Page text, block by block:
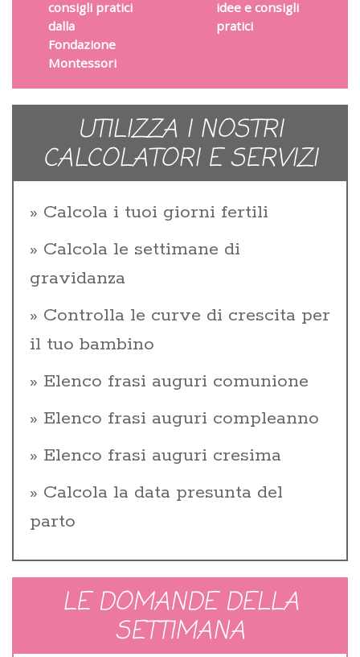
consigli pratici
dalla
Fondazione
Montessori
idee e consigli
pratici
UTILIZZA I NOSTRI
CALCOLATORI E SERVIZI
Calcola i tuoi giorni fertili
Calcola le settimane di
gravidanza
Controlla le curve di crescita per
il tuo bambino
Elenco frasi auguri comunione
Elenco frasi auguri compleanno
Elenco frasi auguri cresima
Calcola la data presunta del
parto
LE DOMANDE DELLA
SETTIMANA